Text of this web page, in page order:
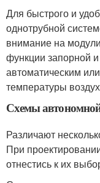
Для быстрого и
однотрубной
внимание на
функции запорной
автоматическим
температуры
Схемы
Различают
При
отнестись к их